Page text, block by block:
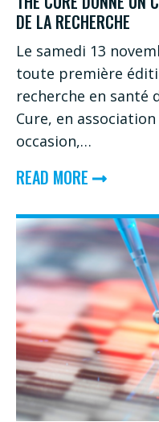
CAUSE
DE
CÉCITÉ
PARMI
LA
EN
DE
DE LA RECHERCHE
Le samedi 13
toute première
recherche en santé
Cure, en
occasion,…
READ MORE ABOUT
DE
LA
VISION
:
NOTRE
EYE
ON